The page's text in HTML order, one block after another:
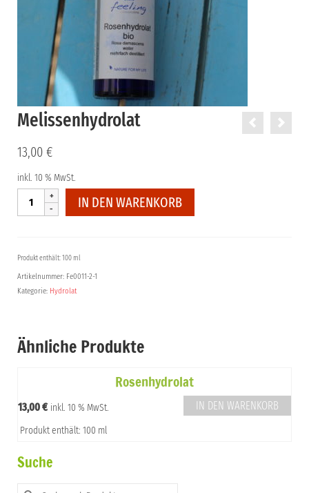
Melissenhydrolat
13,00 €
inkl. 10 % MwSt.
Melissenhydrolat
Menge
IN DEN WARENKORB
Produkt enthält: 100 ml
Artikelnummer: Fe0011-2-1
Kategorie: Hydrolat
Ähnliche Produkte
Rosenhydrolat
13,00€ inkl. 10 % MwSt.
Produkt enthält: 100 ml
IN DEN WARENKORB
Suche
Suche